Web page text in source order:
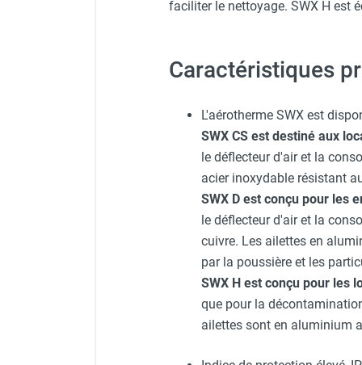
Chaudière mobile à eau
Chauffage pour serre et bâtiment
Chauffage FARM au gaz
Chauffage FARM au fioul
Chauffage mobile au gaz rayonnant
Rideau d'air et rideau rayonnant
Rideau d'air chaud encastrable
Rideau d'air eau chaude
Rideau d'air chaud pour pompe à
Rideau d'air pour portes tournantes
Rideau d'air ambiant
faciliter le nettoyage. SWX H est
Caractéristiques
L'aérotherme SWX est
SWX CS est destiné aux
le déflecteur d'air et la
acier inoxydable résistant
SWX D est conçu pour les
le déflecteur d'air et la
cuivre. Les ailettes en
par la poussière et les
SWX H est conçu pour les
que pour la
ailettes sont en aluminium